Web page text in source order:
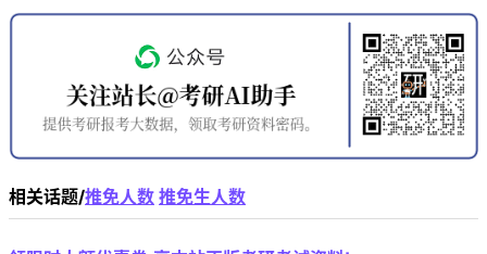
相关话题/推免人数 推免生人数